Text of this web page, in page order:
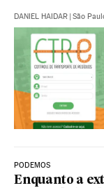
DANIEL HAIDAR | São
PODEMOS
Enquanto a